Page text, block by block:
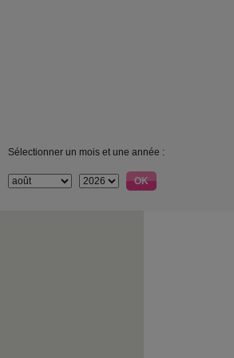
Sélectionner un mois et une année :